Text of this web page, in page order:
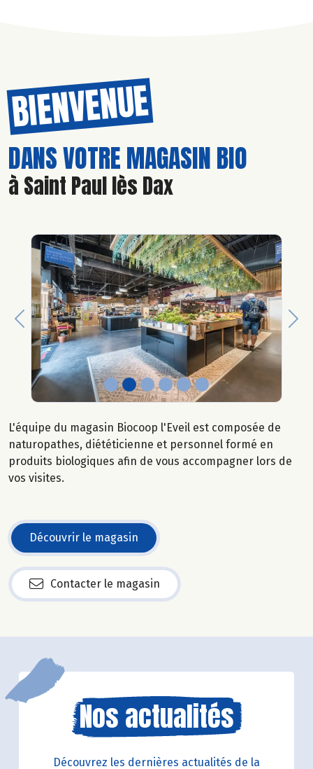
BIENVENUE
DANS VOTRE MAGASIN BIO
à Saint Paul lès Dax
Previous
L'équipe du magasin Biocoop l'Eveil est composée de
naturopathes, diététicienne et personnel formé en
produits biologiques afin de vous accompagner lors de
vos visites.
Découvrir le magasin
Contacter le magasin
Nos actualités
Découvrez les dernières actualités de la